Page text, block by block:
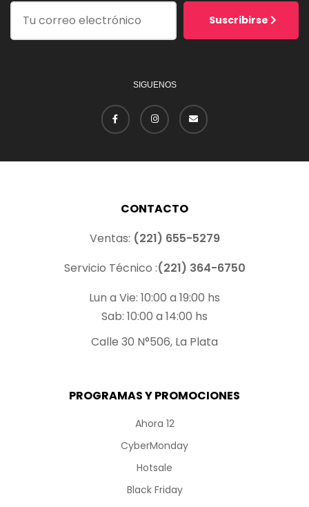
Suscribirse
SIGUENOS
PROGRAMAS Y PROMOCIONES
Ahora 12
CyberMonday
Hotsale
Black Friday
CONTACTO
Ventas: (221) 655-5279
Servicio Técnico :(221) 364-6750
Lun a Vie: 10:00 a 19:00 hs
Sab: 10:00 a 14:00 hs
Calle 30 N°506, La Plata